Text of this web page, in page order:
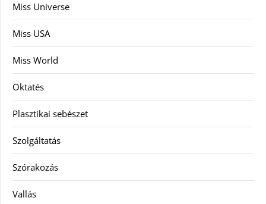
Miss Universe
Miss USA
Miss World
Oktatés
Plasztikai sebészet
Szolgáltatás
Szórakozás
Vallás